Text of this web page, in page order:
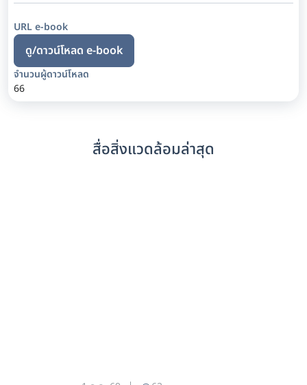
URL e-book
ดู/ดาวน์โหลด e-book
จำนวนผู้ดาวน์โหลด
66
สื่อสิ่งแวดล้อมล่าสุด